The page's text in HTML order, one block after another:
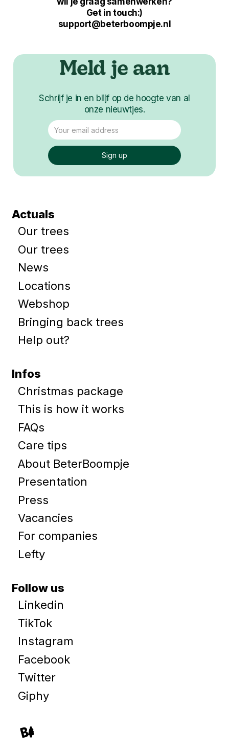
Get in touch:)
support@beterboompje.nl
Meld je aan
Schrijf je in en blijf op de hoogte van al
onze nieuwtjes.
Actuals
Our trees
Our trees
News
Locations
Webshop
Bringing back trees
Help out?
Infos
Christmas package
This is how it works
FAQs
Care tips
About BeterBoompje
Presentation
Press
Vacancies
For companies
Lefty
Follow us
Linkedin
TikTok
Instagram
Facebook
Twitter
Giphy